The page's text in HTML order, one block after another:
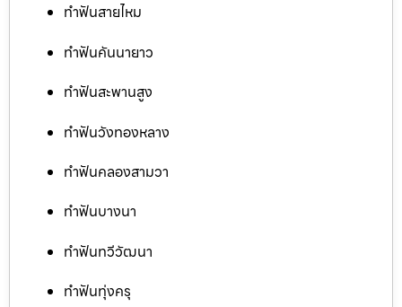
ทำฟันสายไหม
ทำฟันคันนายาว
ทำฟันสะพานสูง
ทำฟันวังทองหลาง
ทำฟันคลองสามวา
ทำฟันบางนา
ทำฟันทวีวัฒนา
ทำฟันทุ่งครุ